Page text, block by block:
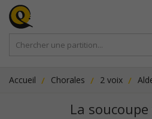
Accueil Chorales 2 voix
La